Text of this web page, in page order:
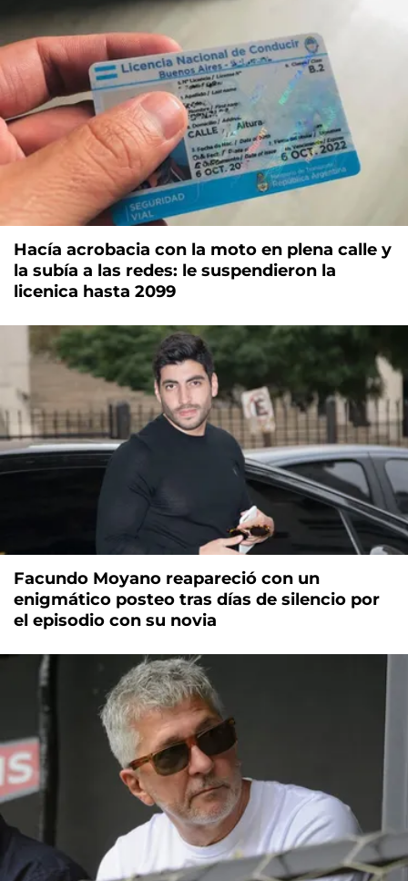
Hacía acrobacia con la moto en plena calle y
la subía a las redes: le suspendieron la
licenica hasta 2099
Facundo Moyano reapareció con un
enigmático posteo tras días de silencio por
el episodio con su novia